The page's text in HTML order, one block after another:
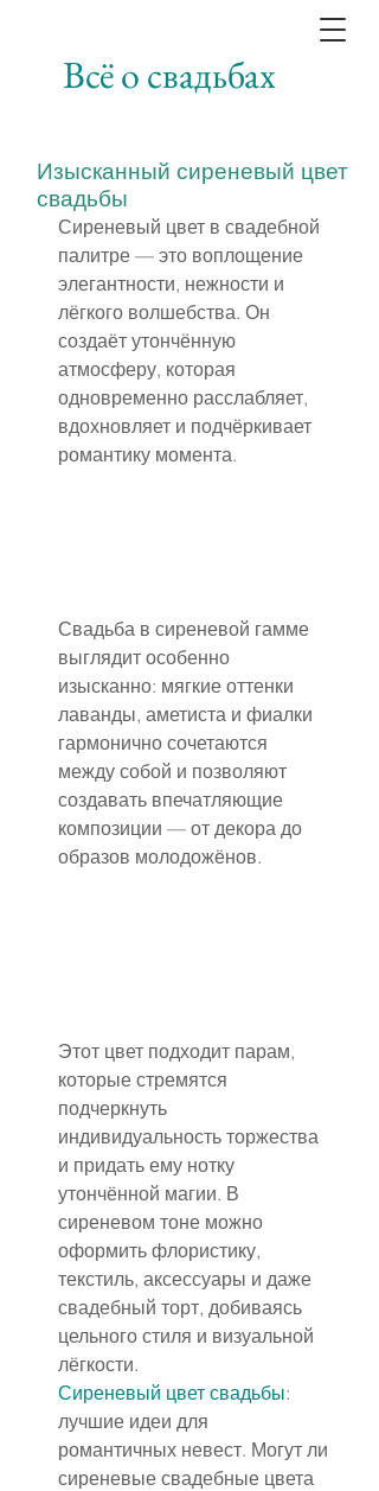
Всё о свадьбах
Изысканный сиреневый цвет
свадьбы
Сиреневый цвет в свадебной
палитре — это воплощение
элегантности, нежности и
лёгкого волшебства. Он
создаёт утончённую
атмосферу, которая
одновременно расслабляет,
вдохновляет и подчёркивает
романтику момента.
Свадьба в сиреневой гамме
выглядит особенно
изысканно: мягкие оттенки
лаванды, аметиста и фиалки
гармонично сочетаются
между собой и позволяют
создавать впечатляющие
композиции — от декора до
образов молодожёнов.
Этот цвет подходит парам,
которые стремятся
подчеркнуть
индивидуальность торжества
и придать ему нотку
утончённой магии. В
сиреневом тоне можно
оформить флористику,
текстиль, аксессуары и даже
свадебный торт, добиваясь
цельного стиля и визуальной
лёгкости.
Сиреневый цвет свадьбы:
лучшие идеи для
романтичных невест. Могут ли
сиреневые свадебные цвета